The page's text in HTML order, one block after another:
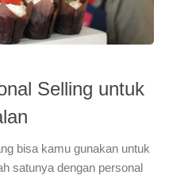
Selling untuk
bisa kamu gunakan untuk
satunya dengan personal